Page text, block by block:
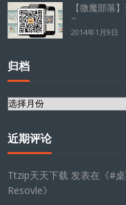
【微魔部落
~
2014年1月9日
归档
归
近期评论
Ttzip天天下载 发表在《#
Resovle》